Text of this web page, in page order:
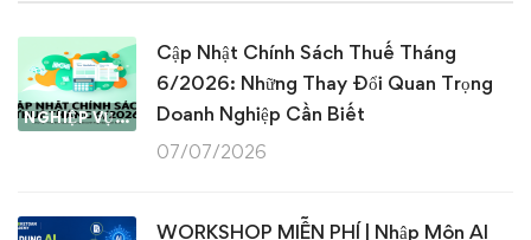
NGHIỆP VỤ KẾ TOÁN & THUẾ
Cập Nhật Chính Sách Thuế Tháng
6/2026: Những Thay Đổi Quan Trọng
Doanh Nghiệp Cần Biết
07/07/2026
WORKSHOP MIỄN PHÍ | Nhập Môn AI